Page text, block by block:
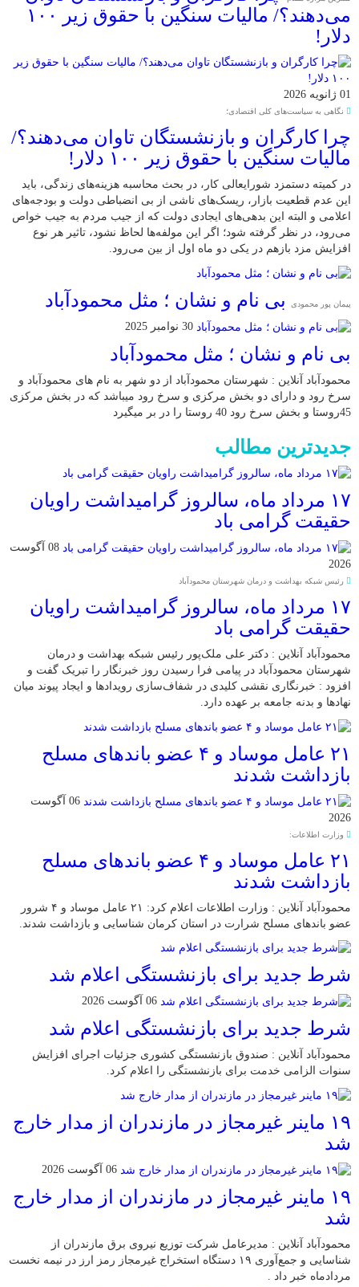
می‌دهند؟/ مالیات سنگین با حقوق زیر ۱۰۰
دلار!
01 ژانویه 2026
نگاهی به سیاست‌های کلی اقتصادی؛
چرا کارگران و بازنشستگان تاوان می‌دهند؟/
مالیات سنگین با حقوق زیر ۱۰۰ دلار!
در کمیته دستمزد شورایعالی کار، در بحث محاسبه هزینه‌های زندگی، باید
این عدم قطعیت بازار، ریسک‌های ناشی از بی انضباطی دولت و بودجه‌های
اعلامی و البته این بدهی‌های ایجادی دولت که از جیب مردم به جیب خواص
می‌رود، در نظر گرفته شود؛ اگر این مولفه‌ها لحاظ نشود، تاثیر هر نوع
افزایش مزد بازهم در یکی دو ماه اول از بین می‌رود.
پیمان پور محمودی بی نام و نشان ؛ مثل محمودآباد
30 نوامبر 2025
بی نام و نشان ؛ مثل محمودآباد
محمودآباد آنلاین : شهرستان محمودآباد از دو شهر به نام های محمودآباد و
‌سرخ رود و دارای دو بخش مرکزی و سرخ رود میباشد که در بخش مرکزی
45روستا و بخش سرخ رود 40 روستا را در بر میگیرد
جدیدترین مطالب
۱۷ مرداد ماه، سالروز گرامیداشت راویان
حقیقت گرامی باد
08 آگوست
2026
رئیس شبکه بهداشت و درمان شهرستان محمودآباد
۱۷ مرداد ماه، سالروز گرامیداشت راویان
حقیقت گرامی باد
محمودآباد آنلاین : دکتر علی ملک‌پور رئیس شبکه بهداشت و درمان
شهرستان محمودآباد در پیامی فرا رسیدن روز خبرنگار را تبریک گفت و
افزود : خبرنگاری نقشی کلیدی در شفاف‌سازی رویدادها و ایجاد پیوند میان
نهادها و بدنه جامعه بر عهده دارد.
۲۱ عامل موساد و ۴ عضو باند‌های مسلح
بازداشت شدند
06 آگوست
2026
وزارت اطلاعات:
۲۱ عامل موساد و ۴ عضو باند‌های مسلح
بازداشت شدند
محمودآباد آنلاین : وزارت اطلاعات اعلام کرد: ۲۱ عامل موساد و ۴ شرور
عضو باند‌های مسلح شرارت در استان کرمان شناسایی و بازداشت شدند.
شرط جدید برای بازنشستگی اعلام شد
06 آگوست 2026
شرط جدید برای بازنشستگی اعلام شد
محمودآباد آنلاین : صندوق بازنشستگی کشوری جزئیات اجرای افزایش
سنوات الزامی خدمت برای بازنشستگی را اعلام کرد.
۱۹ ماینر غیرمجاز در مازندران از مدار خارج
شد
06 آگوست 2026
۱۹ ماینر غیرمجاز در مازندران از مدار خارج
شد
محمودآباد آنلاین : مدیرعامل شرکت توزیع نیروی برق مازندران از
شناسایی و جمع‌آوری ۱۹ دستگاه استخراج غیرمجاز رمز ارز در نیمه نخست
مردادماه خبر داد .